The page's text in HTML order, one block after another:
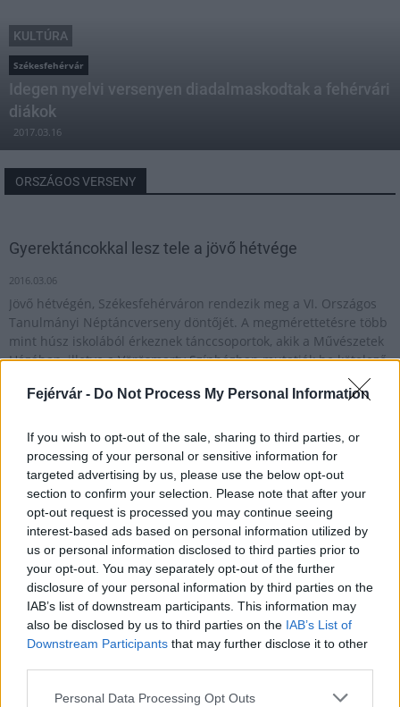
Fejérvár - Do Not Process My Personal Information
If you wish to opt-out of the sale, sharing to third parties, or
processing of your personal or sensitive information for
targeted advertising by us, please use the below opt-out
section to confirm your selection. Please note that after your
opt-out request is processed you may continue seeing
interest-based ads based on personal information utilized by
us or personal information disclosed to third parties prior to
your opt-out. You may separately opt-out of the further
disclosure of your personal information by third parties on the
IAB’s list of downstream participants. This information may
also be disclosed by us to third parties on the IAB’s List of
Downstream Participants that may further disclose it to other
Please note that this website/app uses one or more Google
Personal Data Processing Opt Outs
KULTÚRA
Székesfehérvár
Idegen nyelvi versenyen diadalmaskodtak a fehérvári
diákok
2017.03.16
ORSZÁGOS VERSENY
Gyerektáncokkal lesz tele a jövő hétvége
2016.03.06
Jövő hétvégén, Székesfehérváron rendezik meg a VI. Országos
Tanulmányi Néptáncverseny döntőjét. A megmérettetésre több
mint húsz iskolából érkeznek tánccsoportok, akik a Művészetek
Házában, illetve a Vörösmarty Színházban mutatják be kötelező
és szabadon választott táncaikat. A háromnapos verseny hétfőn
késő délután ünnepélyes eredményhirdetéssel zárul. A
műsorban eredményesen szereplő Pulutyka csoport képviseli.
1
HÍRLEVÉL
Név